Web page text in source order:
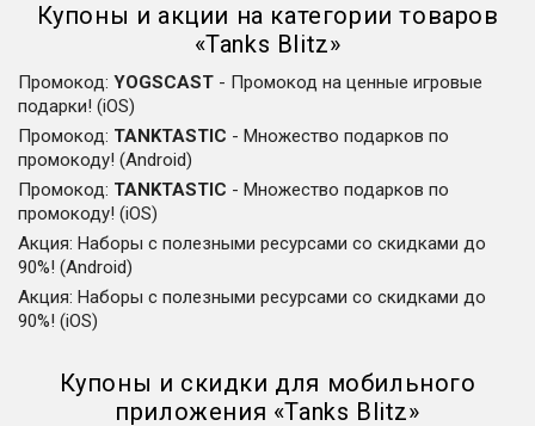
Купоны и акции на категории товаров
«Tanks Blitz»
Промокод: YOGSCAST - Промокод на ценные игровые
подарки! (iOS)
Промокод: TANKTASTIC - Множество подарков по
промокоду! (Android)
Промокод: TANKTASTIC - Множество подарков по
промокоду! (iOS)
Акция: Наборы с полезными ресурсами со скидками до
90%! (Android)
Акция: Наборы с полезными ресурсами со скидками до
90%! (iOS)
Купоны и скидки для мобильного
приложения «Tanks Blitz»